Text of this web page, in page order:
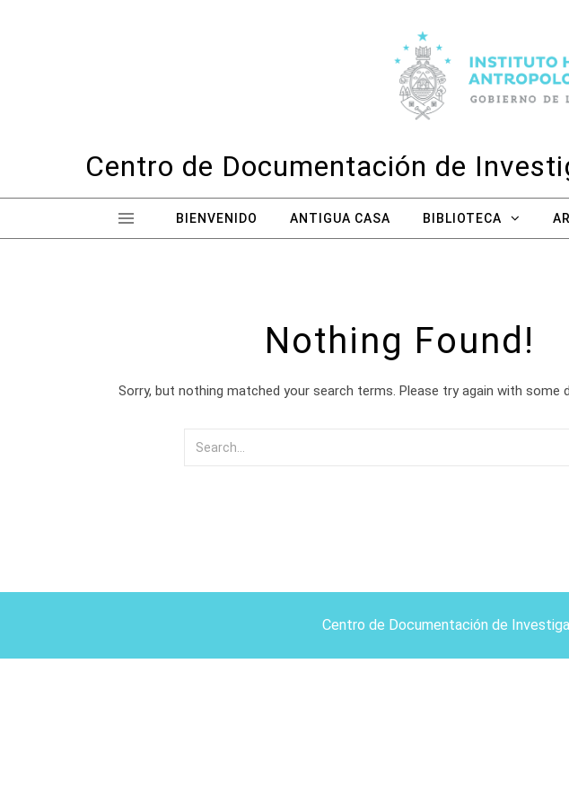
Centro de Documentación de
BIENVENIDO ANTIGUA CASA BIBLIOTECA
Nothing Found!
Sorry, but nothing matched your search terms. Please try again with some
Centro de Documentación de